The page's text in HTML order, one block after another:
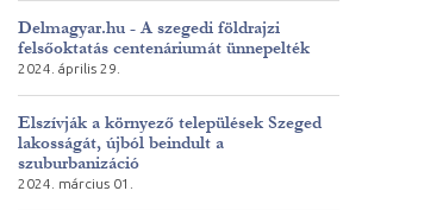
Delmagyar.hu - A szegedi földrajzi
felsőoktatás centenáriumát ünnepelték
2024. április 29.
Elszívják a környező települések Szeged
lakosságát, újból beindult a
szuburbanizáció
2024. március 01.